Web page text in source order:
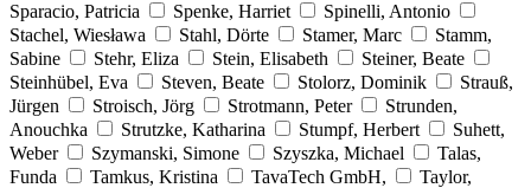
Sparacio, Patricia
Spenke, Harriet
Spinelli, Antonio
Stachel, Wiesława
Stahl, Dörte Stamer, Marc
Stamm,
Sabine
Stehr, Eliza Stein, Elisabeth
Steiner, Beate
Steinhübel, Eva
Steven, Beate Stolorz, Dominik
Strauß,
Jürgen
Stroisch, Jörg Strotmann, Peter
Strunden,
Anouchka
Strutzke, Katharina Stumpf, Herbert
Suhett,
Weber
Szymanski, Simone Szyszka, Michael
Talas,
Funda
Tamkus, Kristina TavaTech GmbH,
Taylor,